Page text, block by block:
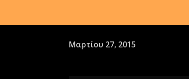
Μαρτίου 27, 2015